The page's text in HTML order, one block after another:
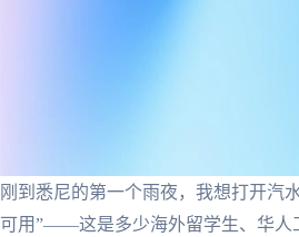
刚到悉尼的第一个雨夜，我想打开汽
可用”——这是多少海外留学生、华人